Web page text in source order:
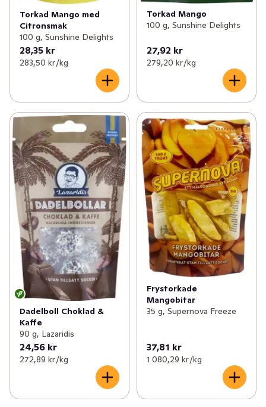
Torkad Mango med
Citronsmak
100 g, Sunshine Delights
28,35 kr
283,50 kr /kg
Torkad Mango
100 g, Sunshine Delights
27,92 kr
279,20 kr /kg
Dadelboll Choklad &
Kaffe
90 g, Lazaridis
24,56 kr
272,89 kr /kg
Frystorkade
Mangobitar
35 g, Supernova Freeze
37,81 kr
1 080,29 kr /kg